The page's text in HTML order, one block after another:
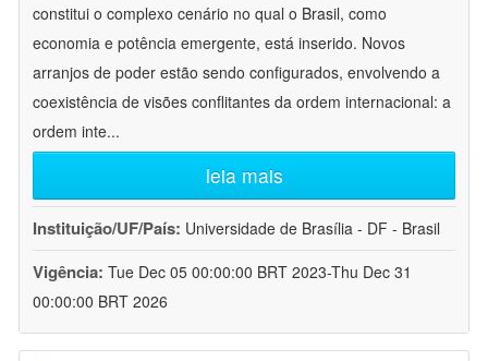
constitui o complexo cenário no qual o Brasil, como
economia e potência emergente, está inserido. Novos
arranjos de poder estão sendo configurados, envolvendo a
coexistência de visões conflitantes da ordem internacional: a
ordem inte...
leia mais
Instituição/UF/País: Universidade de Brasília - DF - Brasil
Vigência: Tue Dec 05 00:00:00 BRT 2023-Thu Dec 31
00:00:00 BRT 2026